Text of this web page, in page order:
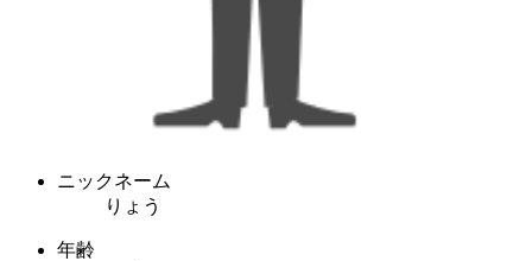
ニックネーム
りょう
年齢